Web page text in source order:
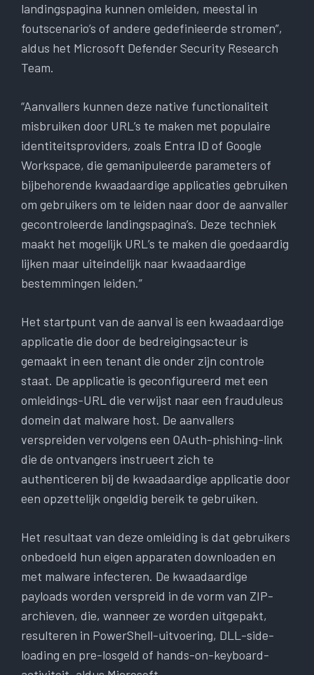
landingspagina kunnen omleiden, meestal in
foutscenario’s of andere gedefinieerde stromen”,
aldus het Microsoft Defender Security Research
Team.
“Aanvallers kunnen deze native functionaliteit
misbruiken door URL’s te maken met populaire
identiteitsproviders, zoals Entra ID of Google
Workspace, die gemanipuleerde parameters of
bijbehorende kwaadaardige applicaties gebruiken
om gebruikers om te leiden naar door de aanvaller
gecontroleerde landingspagina’s. Deze techniek
maakt het mogelijk URL’s te maken die goedaardig
lijken maar uiteindelijk naar kwaadaardige
bestemmingen leiden.”
Het startpunt van de aanval is een kwaadaardige
applicatie die door de bedreigingsacteur is
gemaakt in een tenant die onder zijn controle
staat. De applicatie is geconfigureerd met een
omleidings-URL die verwijst naar een frauduleus
domein dat malware host. De aanvallers
verspreiden vervolgens een OAuth-phishing-link
die de ontvangers instrueert zich te
authenticeren bij de kwaadaardige applicatie door
een opzettelijk ongeldig bereik te gebruiken.
Het resultaat van deze omleiding is dat gebruikers
onbedoeld hun eigen apparaten downloaden en
met malware infecteren. De kwaadaardige
payloads worden verspreid in de vorm van ZIP-
archieven, die, wanneer ze worden uitgepakt,
resulteren in PowerShell-uitvoering, DLL-side-
loading en pre-losgeld of hands-on-keyboard-